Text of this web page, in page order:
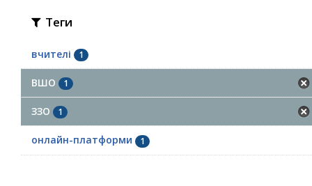
Теги
вчителі 1
ВШО 1
ЗЗО 1
онлайн-платформи 1